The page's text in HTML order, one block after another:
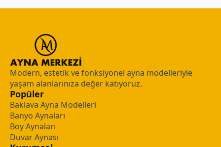
Modern, estetik ve fonksiyonel ayna modelleriyle
yaşam alanlarınıza değer katıyoruz.
Popüler
Baklava Ayna Modelleri
Banyo Aynaları
Boy Aynaları
Duvar Aynası